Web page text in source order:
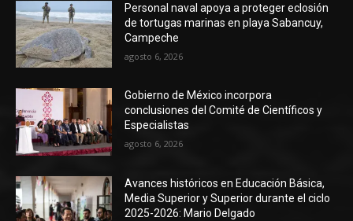
Personal naval apoya a proteger eclosión
de tortugas marinas en playa Sabancuy,
Campeche
agosto 6, 2026
Gobierno de México incorpora
conclusiones del Comité de Científicos y
Especialistas
agosto 6, 2026
Avances históricos en Educación Básica,
Media Superior y Superior durante el ciclo
2025-2026: Mario Delgado